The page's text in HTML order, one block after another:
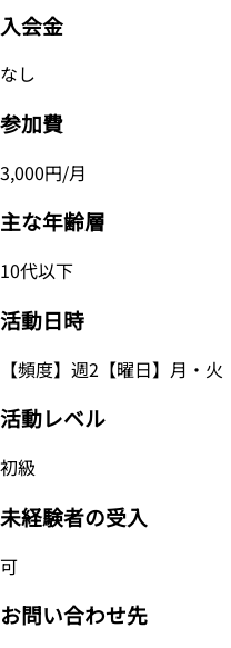
入会金
なし
参加費
3,000円/月
主な年齢層
10代以下
活動日時
【頻度】週2【曜日】月・
活動レベル
初級
未経験者の受入
可
お問い合わせ先